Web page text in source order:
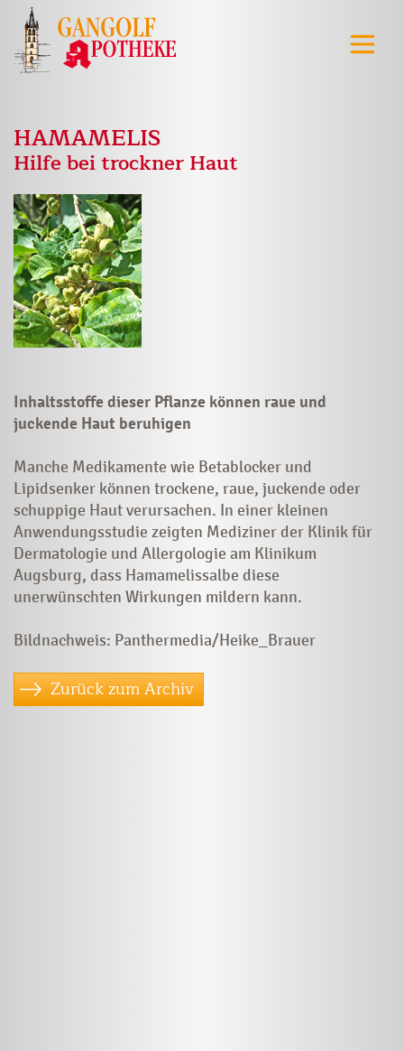
HAMAMELIS
Hilfe bei trockner Haut
Inhaltsstoffe dieser Pflanze können raue und
juckende Haut beruhigen
Manche Medikamente wie Betablocker und
Lipidsenker können trockene, raue, juckende oder
schuppige Haut verursachen. In einer kleinen
Anwendungsstudie zeigten Mediziner der Klinik für
Dermatologie und Allergologie am Klinikum
Augsburg, dass Hamamelissalbe diese
unerwünschten Wirkungen mildern kann.
Bildnachweis: Panthermedia/Heike_Brauer
Zurück zum Archiv